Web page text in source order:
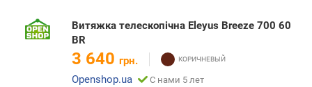
Витяжка телескопічна Eleyus Breeze 700 60
BR
3 640 грн.
Openshop.ua
С нами 5 лет